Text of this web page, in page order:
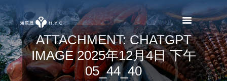
ATTACHMENT: CHATGPT
IMAGE 2025年12月4日 下午
05_44_40